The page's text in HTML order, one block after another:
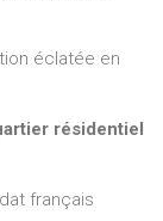
éclatée en
résidentiel
français